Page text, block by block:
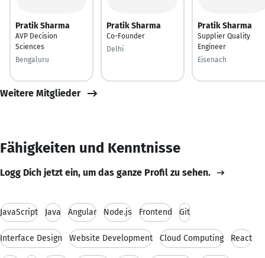
Pratik Sharma
AVP Decision
Sciences
Bengaluru
Pratik Sharma
Co-Founder
Delhi
Pratik Sharma
Supplier Quality
Engineer
Eisenach
Weitere Mitglieder
Fähigkeiten und Kenntnisse
Logg Dich jetzt ein, um das ganze Profil zu sehen.
JavaScript Java Angular Node.js Frontend Git
Interface Design Website Development Cloud Computing React